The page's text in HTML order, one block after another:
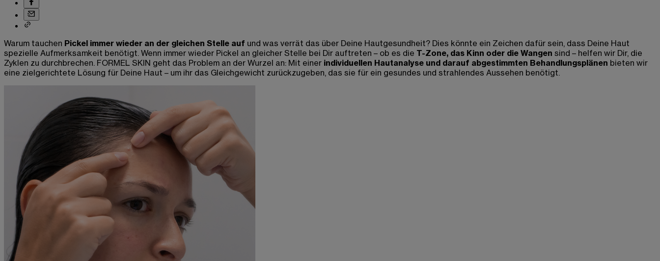
Warum tauchen Pickel immer wieder an der gleichen Stelle auf und was verrät das über Deine Hautgesundheit? Dies könnte ein Zeichen dafür sein, dass Deine Haut
spezielle Aufmerksamkeit benötigt. Wenn immer wieder Pickel an gleicher Stelle bei Dir auftreten – ob es die T-Zone, das Kinn oder die Wangen sind – helfen wir Dir, die
Zyklen zu durchbrechen. FORMEL SKIN geht das Problem an der Wurzel an: Mit einer individuellen Hautanalyse und darauf abgestimmten Behandlungsplänen bieten wir
eine zielgerichtete Lösung für Deine Haut – um ihr das Gleichgewicht zurückzugeben, das sie für ein gesundes und strahlendes Aussehen benötigt.